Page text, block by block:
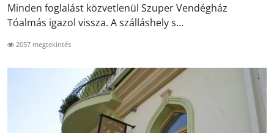
Minden foglalást közvetlenül Szuper Vendégház
Tóalmás igazol vissza. A szálláshely s...
2057 megtekintés